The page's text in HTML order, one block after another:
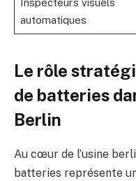
Inspecteurs visuels
automatiques
Le rôle
de batteries
Berlin
Au cœur de l’usine
batteries représente